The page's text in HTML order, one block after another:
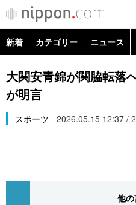
カテゴリー
経済・ビジネス
トップ
In-depth
新着 カテゴリー ニュース
政治・外交
経済・ビジネス
大関安青錦が関脇転
が明言
スポーツ 2026.05.15 12:37 /
他